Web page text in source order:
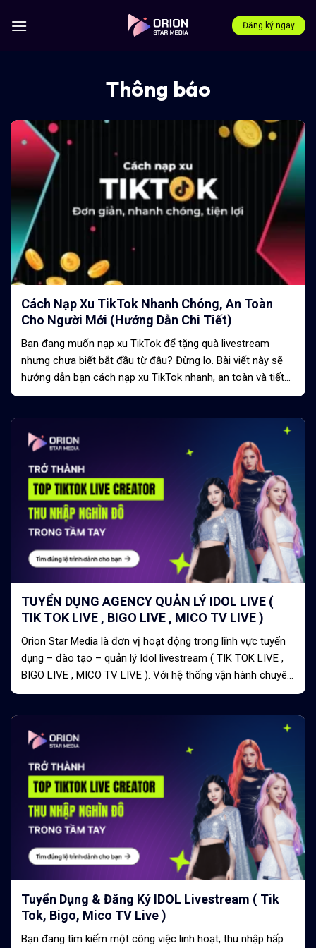
qua
Đăng ký ngay
Thông báo
Cách Nạp Xu TikTok Nhanh Chóng, An Toàn
Cho Người Mới (Hướng Dẫn Chi Tiết)
Bạn đang muốn nạp xu TikTok để tặng quà livestream
nhưng chưa biết bắt đầu từ đâu? Đừng lo. Bài viết này sẽ
hướng dẫn bạn cách nạp xu TikTok nhanh, an toàn và tiết
kiệm nhất chỉ trong vài...
TUYỂN DỤNG AGENCY QUẢN LÝ IDOL LIVE (
TIK TOK LIVE , BIGO LIVE , MICO TV LIVE )
Orion Star Media là đơn vị hoạt động trong lĩnh vực tuyển
dụng – đào tạo – quản lý Idol livestream ( TIK TOK LIVE ,
BIGO LIVE , MICO TV LIVE ). Với hệ thống vận hành chuyên
nghiệp,...
Tuyển Dụng & Đăng Ký IDOL Livestream ( Tik
Tok, Bigo, Mico TV Live )
Bạn đang tìm kiếm một công việc linh hoạt, thu nhập hấp